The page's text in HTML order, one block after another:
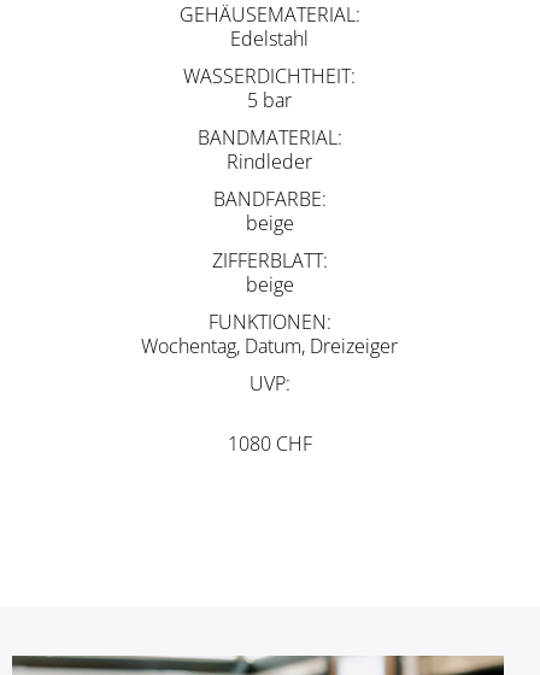
GEHÄUSEMATERIAL
Edelstahl
WASSERDICHTHEIT
5 bar
BANDMATERIAL
Rindleder
BANDFARBE
beige
ZIFFERBLATT
beige
FUNKTIONEN
Wochentag, Datum, Dreizeiger
UVP
1080 CHF